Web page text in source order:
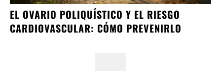
EL OVARIO POLIQUÍSTICO Y EL RIESGO
CARDIOVASCULAR: CÓMO PREVENIRLO